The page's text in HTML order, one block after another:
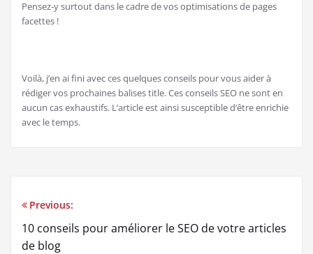
Pensez-y surtout dans le cadre de vos optimisations de pages
facettes !
Voilà, j’en ai fini avec ces quelques conseils pour vous aider à
rédiger vos prochaines balises title. Ces conseils SEO ne sont en
aucun cas exhaustifs. L’article est ainsi susceptible d’être enrichie
avec le temps.
Navigation
de
Previous:
10 conseils pour améliorer le SEO de votre articles
de blog